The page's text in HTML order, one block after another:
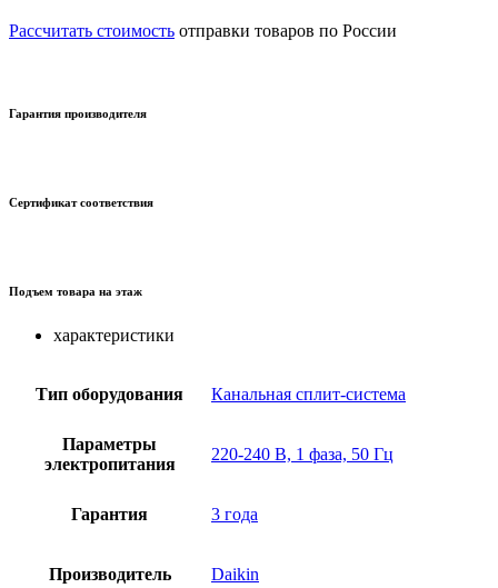
Рассчитать стоимость отправки товаров по России
Гарантия производителя
Сертификат соответствия
Подъем товара на этаж
характеристики
Тип оборудования Канальная сплит-система
Параметры
электропитания
220-240 В, 1 фаза, 50 Гц
Гарантия 3 года
Производитель Daikin